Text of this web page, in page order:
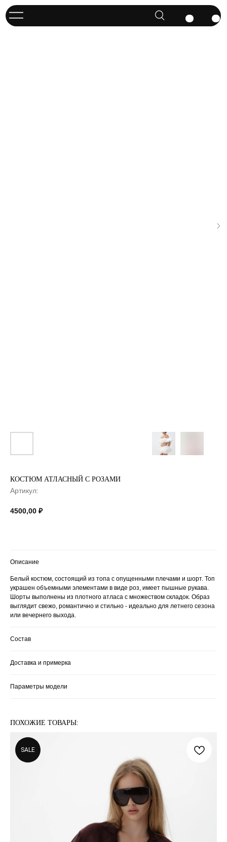
КОСТЮМ АТЛАСНЫЙ С РОЗАМИ
Артикул:
4500,00 ₽
Описание
Белый костюм, состоящий из топа с опущенными плечами и шорт. Топ
украшен объемными элементами в виде роз, имеет пышные рукава.
Шорты выполнены из плотного атласа с множеством складок. Образ
выглядит свежо, романтично и стильно - идеально для летнего сезона
или вечернего выхода.
Состав
Доставка и примерка
Параметры модели
ПОХОЖИЕ ТОВАРЫ:
SALE